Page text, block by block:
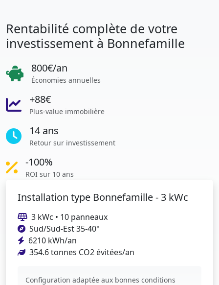
Rentabilité complète de votre
investissement à Bonnefamille
800€/an
Économies annuelles
+88€
Plus-value immobilière
14 ans
Retour sur investissement
-100%
ROI sur 10 ans
Installation type Bonnefamille - 3 kWc
3 kWc • 10 panneaux
Sud/Sud-Est 35-40°
6210 kWh/an
354.6 tonnes CO2 évitées/an
Configuration adaptée aux bonnes conditions